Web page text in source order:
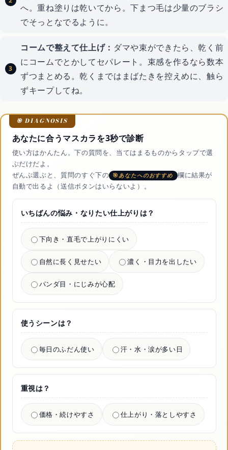
へ。重ね塗りは乾いてから。下まつ毛は少量のブラシ
でそっとなでるように。
コームで整えて仕上げ： ダマや束ができたら、乾く前
にコームでとかしてセパレート。束感を作るなら数本
ずつまとめる。乾くまではまばたきを控えめに、触ら
ずキープしてね。
あなたに合うマスカラを3秒で診断
使い方はかんたん。下の質問を、当てはまるものからタップで選
ぶだけだよ。
ぜんぶ選ぶと、質問のすぐ下の
あなたへのおすすめ
欄に結果が
自動で出るよ（送信ボタンはいらないよ）。
いちばんの悩み・なりたい仕上がりは？
下向き・直毛で上がりにくい
自然に長く見せたい 濃く・目力を出したい
パンダ目・にじみが心配
使うシーンは？
毎日のふだん使い 汗・水・涙が多い日
重視は？
価格・続けやすさ 仕上がり・落としやすさ